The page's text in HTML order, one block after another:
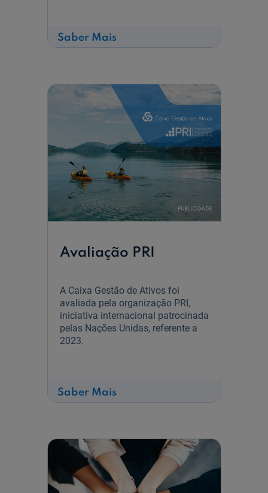
Saber Maissobre
Oferta
Avaliação PRI
A Caixa Gestão de Ativos foi
avaliada pela organização PRI,
iniciativa internacional patrocinada
pelas Nações Unidas, referente a
2023.
Saber Maissobre
Avaliação